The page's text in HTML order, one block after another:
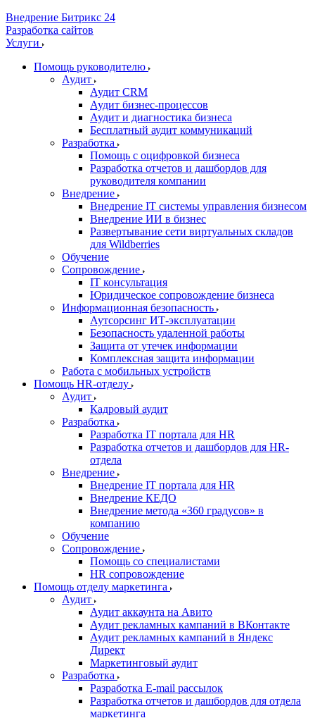
Внедрение Битрикс 24
Разработка сайтов
Услуги
Помощь руководителю
Аудит
Аудит CRM
Аудит бизнес-процессов
Аудит и диагностика бизнеса
Бесплатный аудит коммуникаций
Разработка
Помощь с оцифровкой бизнеса
Разработка отчетов и дашбордов для
руководителя компании
Внедрение
Внедрение IT системы управления бизнесом
Внедрение ИИ в бизнес
Развертывание сети виртуальных складов
для Wildberries
Обучение
Сопровождение
IT консультация
Юридическое сопровождение бизнеса
Информационная безопасность
Аутсорсинг ИТ-эксплуатации
Безопасность удаленной работы
Защита от утечек информации
Комплексная защита информации
Работа с мобильных устройств
Помощь HR-отделу
Аудит
Кадровый аудит
Разработка
Разработка IT портала для HR
Разработка отчетов и дашбордов для HR-
отдела
Внедрение
Внедрение IT портала для HR
Внедрение КЕДО
Внедрение метода «360 градусов» в
компанию
Обучение
Сопровождение
Помощь со специалистами
HR сопровождение
Помощь отделу маркетинга
Аудит
Аудит аккаунта на Авито
Аудит рекламных кампаний в ВКонтакте
Аудит рекламных кампаний в Яндекс
Директ
Маркетинговый аудит
Разработка
Разработка E-mail рассылок
Разработка отчетов и дашбордов для отдела
маркетинга